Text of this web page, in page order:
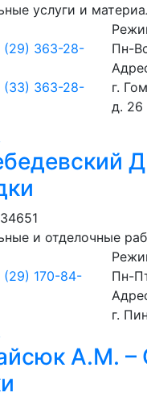
услуги и
(29) 363-28-
(33) 363-28-
Пн-
г.
д. 26
и отделочные
(29) 170-84-
Пн-
г.
А.М. –